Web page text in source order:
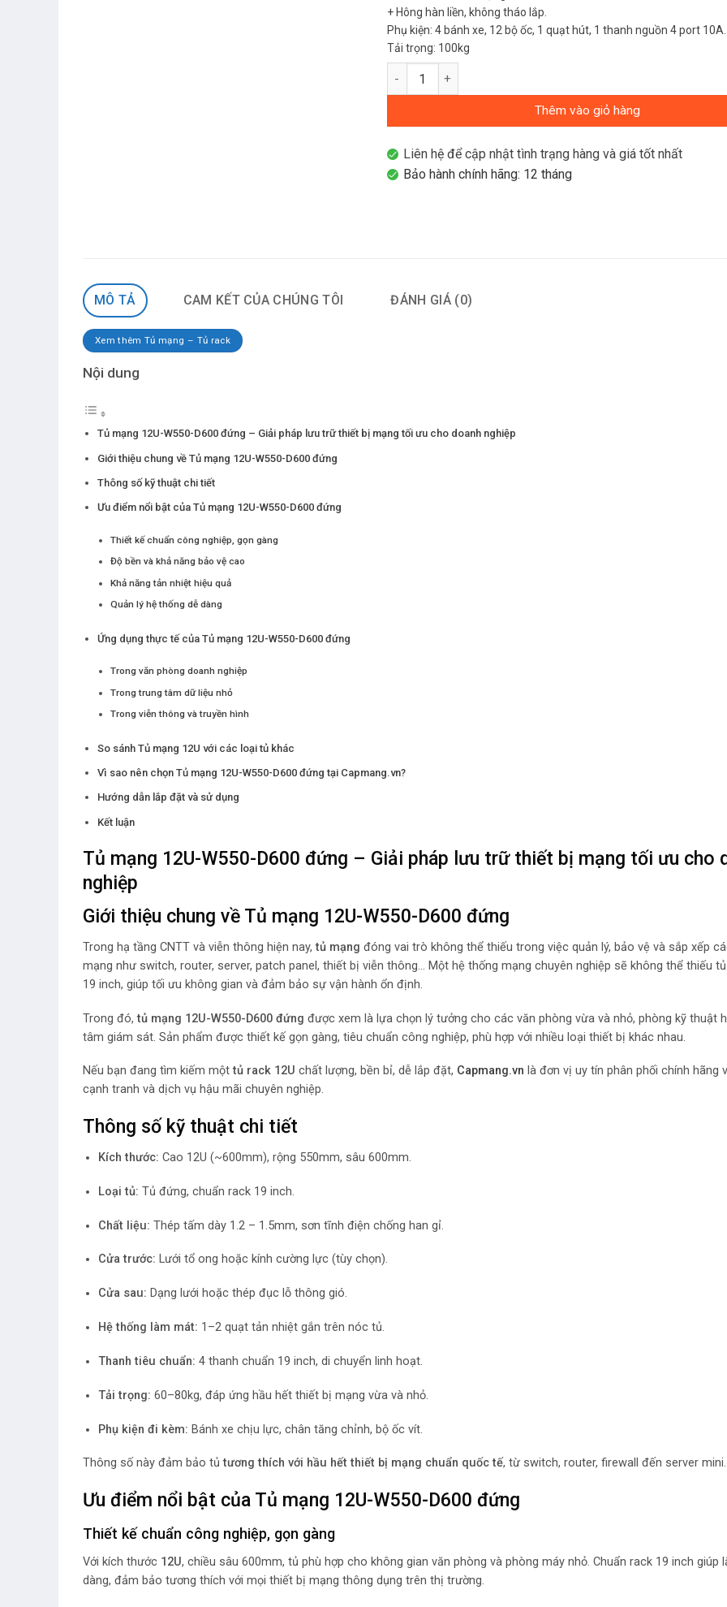
+ Hông hàn liền, không tháo lắp.
Phụ kiện: 4 bánh xe, 12 bộ ốc, 1 quạt hút, 1 thanh nguồn 4 port 10A.
Tải trọng: 100kg
Tủ mạng 12U-W550-D600 đứng số lượng
Thêm vào giỏ hàng
Liên hệ để cập nhật tình trạng hàng và giá tốt nhất
Bảo hành chính hãng: 12 tháng
MÔ TẢ CAM KẾT CỦA CHÚNG TÔI ĐÁNH GIÁ (0)
Xem thêm Tủ mạng – Tủ rack
Nội dung
Tủ mạng 12U-W550-D600 đứng – Giải pháp lưu trữ thiết bị mạng tối ưu cho doanh nghiệp
Giới thiệu chung về Tủ mạng 12U-W550-D600 đứng
Thông số kỹ thuật chi tiết
Ưu điểm nổi bật của Tủ mạng 12U-W550-D600 đứng
Thiết kế chuẩn công nghiệp, gọn gàng
Độ bền và khả năng bảo vệ cao
Khả năng tản nhiệt hiệu quả
Quản lý hệ thống dễ dàng
Ứng dụng thực tế của Tủ mạng 12U-W550-D600 đứng
Trong văn phòng doanh nghiệp
Trong trung tâm dữ liệu nhỏ
Trong viễn thông và truyền hình
So sánh Tủ mạng 12U với các loại tủ khác
Vì sao nên chọn Tủ mạng 12U-W550-D600 đứng tại Capmang.vn?
Hướng dẫn lắp đặt và sử dụng
Kết luận
Tủ mạng 12U-W550-D600 đứng – Giải pháp lưu trữ thiết bị mạng tối ưu cho
nghiệp
Giới thiệu chung về Tủ mạng 12U-W550-D600 đứng
Trong hạ tầng CNTT và viễn thông hiện nay,tủ mạng đóng vai trò không thể thiếu trong việc quản lý, bảo vệ và sắp xếp
mạng như switch, router, server, patch panel, thiết bị viễn thông… Một hệ thống mạng chuyên nghiệp sẽ không thể thiếu
19 inch, giúp tối ưu không gian và đảm bảo sự vận hành ổn định.
Trong đó,tủ mạng 12U-W550-D600 đứng được xem là lựa chọn lý tưởng cho các văn phòng vừa và nhỏ, phòng kỹ thuật
tâm giám sát. Sản phẩm được thiết kế gọn gàng, tiêu chuẩn công nghiệp, phù hợp với nhiều loại thiết bị khác nhau.
Nếu bạn đang tìm kiếm mộttủ rack 12U chất lượng, bền bỉ, dễ lắp đặt, Capmang.vn là đơn vị uy tín phân phối chính hãng
cạnh tranh và dịch vụ hậu mãi chuyên nghiệp.
Thông số kỹ thuật chi tiết
Kích thước: Cao 12U (~600mm), rộng 550mm, sâu 600mm.
Loại tủ: Tủ đứng, chuẩn rack 19 inch.
Chất liệu: Thép tấm dày 1.2 – 1.5mm, sơn tĩnh điện chống han gỉ.
Cửa trước: Lưới tổ ong hoặc kính cường lực (tùy chọn).
Cửa sau: Dạng lưới hoặc thép đục lỗ thông gió.
Hệ thống làm mát: 1–2 quạt tản nhiệt gắn trên nóc tủ.
Thanh tiêu chuẩn: 4 thanh chuẩn 19 inch, di chuyển linh hoạt.
Tải trọng: 60–80kg, đáp ứng hầu hết thiết bị mạng vừa và nhỏ.
Phụ kiện đi kèm: Bánh xe chịu lực, chân tăng chỉnh, bộ ốc vít.
Thông số này đảm bảo tủtương thích với hầu hết thiết bị mạng chuẩn quốc tế, từ switch, router, firewall đến server mini.
Ưu điểm nổi bật của Tủ mạng 12U-W550-D600 đứng
Thiết kế chuẩn công nghiệp, gọn gàng
Với kích thước 12U, chiều sâu 600mm, tủ phù hợp cho không gian văn phòng và phòng máy nhỏ. Chuẩn rack 19 inch giúp
dàng, đảm bảo tương thích với mọi thiết bị mạng thông dụng trên thị trường.